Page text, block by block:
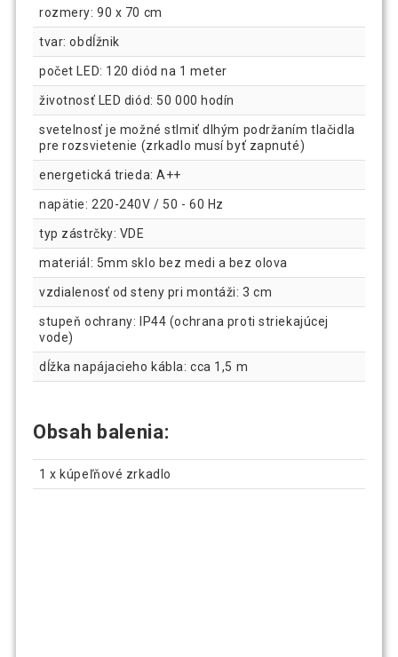
rozmery: 90 x 70 cm
tvar: obdĺžnik
počet LED: 120 diód na 1 meter
životnosť LED diód: 50 000 hodín
svetelnosť je možné stlmiť dlhým podržaním tlačidla
pre rozsvietenie (zrkadlo musí byť zapnuté)
energetická trieda: A++
napätie: 220-240V / 50 - 60 Hz
typ zástrčky: VDE
materiál: 5mm sklo bez medi a bez olova
vzdialenosť od steny pri montáži: 3 cm
stupeň ochrany: IP44 (ochrana proti striekajúcej
vode)
dĺžka napájacieho kábla: cca 1,5 m
Obsah balenia:
1 x kúpeľňové zrkadlo